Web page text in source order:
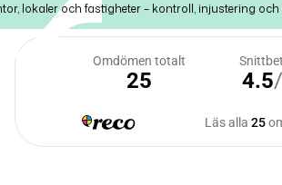
lokaler och fastigheter – kontroll, injustering och